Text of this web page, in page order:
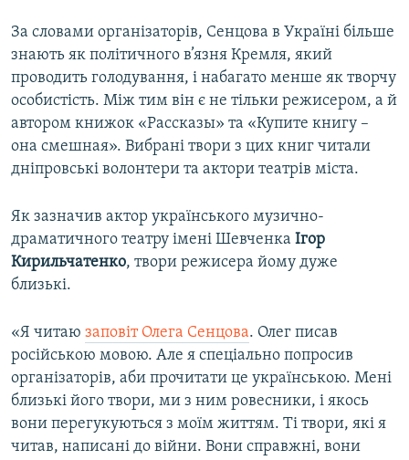
За словами організаторів, Сенцова в Україні більше
знають як політичного в’язня Кремля, який
проводить голодування, і набагато менше як творчу
особистість. Між тим він є не тільки режисером, а й
автором книжок «Рассказы» та «Купите книгу –
она смешная». Вибрані твори з цих книг читали
дніпровські волонтери та актори театрів міста.
Як зазначив актор українського музично-
драматичного театру імені Шевченка Ігор
Кирильчатенко, твори режисера йому дуже
близькі.
«Я читаю заповіт Олега Сенцова. Олег писав
російською мовою. Але я спеціально попросив
організаторів, аби прочитати це українською. Мені
близькі його твори, ми з ним ровесники, і якось
вони перегукуються з моїм життям. Ті твори, які я
читав, написані до війни. Вони справжні, вони